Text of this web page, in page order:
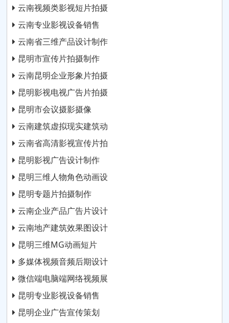
云南视频类影视短片拍摄
云南专业影视设备销售
云南省三维产品设计制作
昆明市宣传片拍摄制作
云南昆明企业形象片拍摄
昆明影视电视广告片拍摄
昆明市会议摄影摄像
云南建筑虚拟现实建筑动
云南省高清影视宣传片拍
昆明影视广告设计制作
昆明三维人物角色动画设
昆明专题片拍摄制作
云南企业产品广告片设计
云南地产建筑效果图设计
昆明三维MG动画短片
多媒体视频音频后期设计
微信端电脑端网络视频展
昆明专业影视设备销售
昆明企业广告宣传策划